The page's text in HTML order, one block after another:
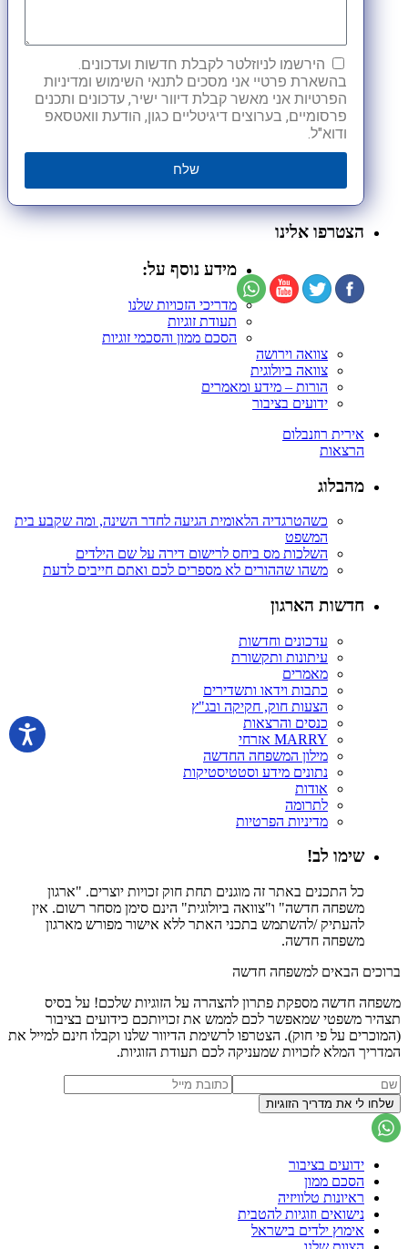
הירשמו לניוזלטר לקבלת חדשות ועדכונים.
בהשארת פרטיי אני מסכים לתנאי השימוש ומדיניות
הפרטיות אני מאשר קבלת דיוור ישיר, עדכונים ותכנים
פרסומיים, בערוצים דיגיטליים כגון, הודעת וואטסאפ
ודוא"ל.
שלח
הצטרפו אלינו
מידע נוסף על:
מדריכי הזכויות שלנו
תעודת זוגיות
הסכם ממון והסכמי זוגיות
צוואה וירושה
צוואה ביולוגית
הורות – מידע ומאמרים
ידועים בציבור
אירית רוזנבלום
הרצאות
מהבלוג
כשהטרגדיה הלאומית הגיעה לחדר השינה, ומה שקבע בית
המשפט
השלכות מס ביחס לרישום דירה על שם הילדים
משהו שההורים לא מספרים לכם ואתם חייבים לדעת
חדשות הארגון
עדכונים וחדשות
עיתונות ותקשורת
מאמרים
כתבות וידאו ותשדירים
הצעות חוק, חקיקה ובג"ץ
כנסים והרצאות
MARRY אזרחי
מילון המשפחה החדשה
נתונים מידע וסטטיסטיקות
אודות
לתרומה
מדיניות הפרטיות
שימו לב!
כל התכנים באתר זה מוגנים תחת חוק זכויות יוצרים. "ארגון
משפחה חדשה" ו"צוואה ביולוגית" הינם סימן מסחר רשום. אין
להעתיק /להשתמש בתכני האתר ללא אישור מפורש מארגון
משפחה חדשה.
ברוכים הבאים למשפחה חדשה
משפחה חדשה מספקת פתרון להצהרה על הזוגיות שלכם! על בסיס
תצהיר משפטי שמאפשר לכם לממש את זכויותכם כידועים בציבור
(המוכרים על פי חוק). הצטרפו לרשימת הדיוור שלנו וקבלו חינם למייל את
המדריך המלא לזכויות שמעניקה לכם תעודת הזוגיות.
ידועים בציבור
הסכם ממון
ראיונות טלוויזיה
נישואים וזוגיות להטבית
אימוץ ילדים בישראל